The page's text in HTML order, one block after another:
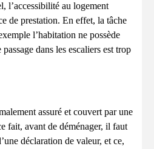
l’accessibilité au logement
de prestation. En effet, la tâche
l’habitation ne possède
dans les escaliers est trop
assuré et couvert par une
fait, avant de déménager, il faut
déclaration de valeur, et ce,